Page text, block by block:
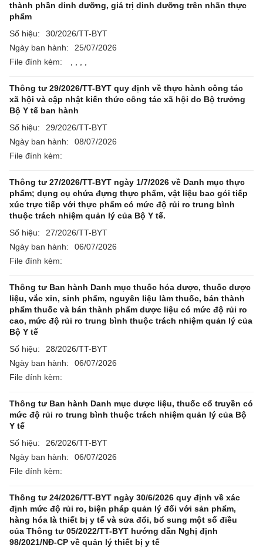
thành phần dinh dưỡng, giá trị dinh dưỡng trên nhãn thực
phẩm
Số hiệu:
30/2026/TT-BYT
Ngày ban hành:
25/07/2026
File đính kèm:
Thông tư 29/2026/TT-BYT quy định về thực hành công tác
xã hội và cập nhật kiến thức công tác xã hội do Bộ trưởng
Bộ Y tế ban hành
Số hiệu:
29/2026/TT-BYT
Ngày ban hành:
08/07/2026
File đính kèm:
Thông tư 27/2026/TT-BYT ngày 1/7/2026 về Danh mục thực
phẩm; dụng cụ chứa đựng thực phẩm, vật liệu bao gói tiếp
xúc trực tiếp với thực phẩm có mức độ rủi ro trung bình
thuộc trách nhiệm quản lý của Bộ Y tế.
Số hiệu:
27/2026/TT-BYT
Ngày ban hành:
06/07/2026
File đính kèm:
Thông tư Ban hành Danh mục thuốc hóa dược, thuốc dược
liệu, vắc xin, sinh phẩm, nguyên liệu làm thuốc, bán thành
phẩm thuốc và bán thành phẩm dược liệu có mức độ rủi ro
cao, mức độ rủi ro trung bình thuộc trách nhiệm quản lý của
Bộ Y tế
Số hiệu:
28/2026/TT-BYT
Ngày ban hành:
06/07/2026
File đính kèm:
Thông tư Ban hành Danh mục dược liệu, thuốc cổ truyền có
mức độ rủi ro trung bình thuộc trách nhiệm quản lý của Bộ
Y tế
Số hiệu:
26/2026/TT-BYT
Ngày ban hành:
06/07/2026
File đính kèm:
Thông tư 24/2026/TT-BYT ngày 30/6/2026 quy định về xác
định mức độ rủi ro, biện pháp quản lý đối với sản phẩm,
hàng hóa là thiết bị y tế và sửa đổi, bổ sung một số điều
của Thông tư 05/2022/TT-BYT hướng dẫn Nghị định
98/2021/NĐ-CP về quản lý thiết bị y tế